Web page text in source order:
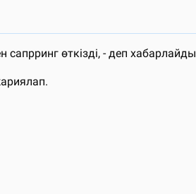
өткізді, - деп хабарлайды